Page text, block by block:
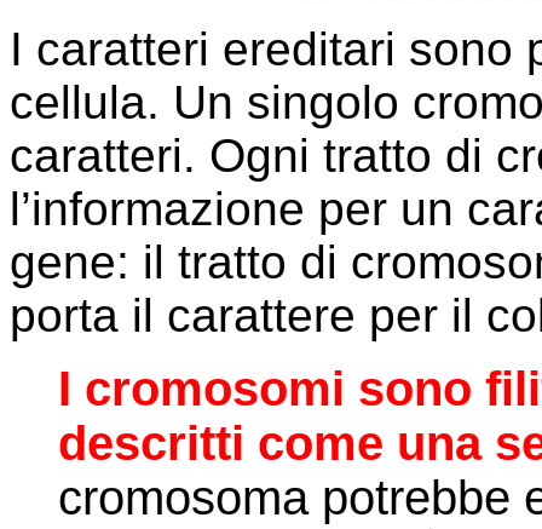
I caratteri ereditari sono
cellula. Un singolo
caratteri. Ogni tratto di
l’informazione per un
gene: il tratto di
porta il carattere per il
I cromosomi sono
descritti come una
cromosoma potrebbe